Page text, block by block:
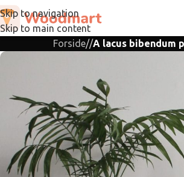
Skip to navigation
Skip to main content
Forside//A lacus bibendum